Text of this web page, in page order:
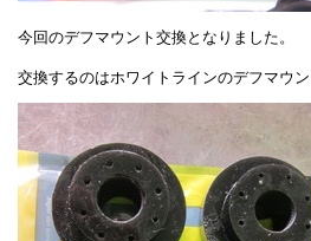
今回のデフマウント交換となりました。
交換するのはホワイトラインのデフマウン